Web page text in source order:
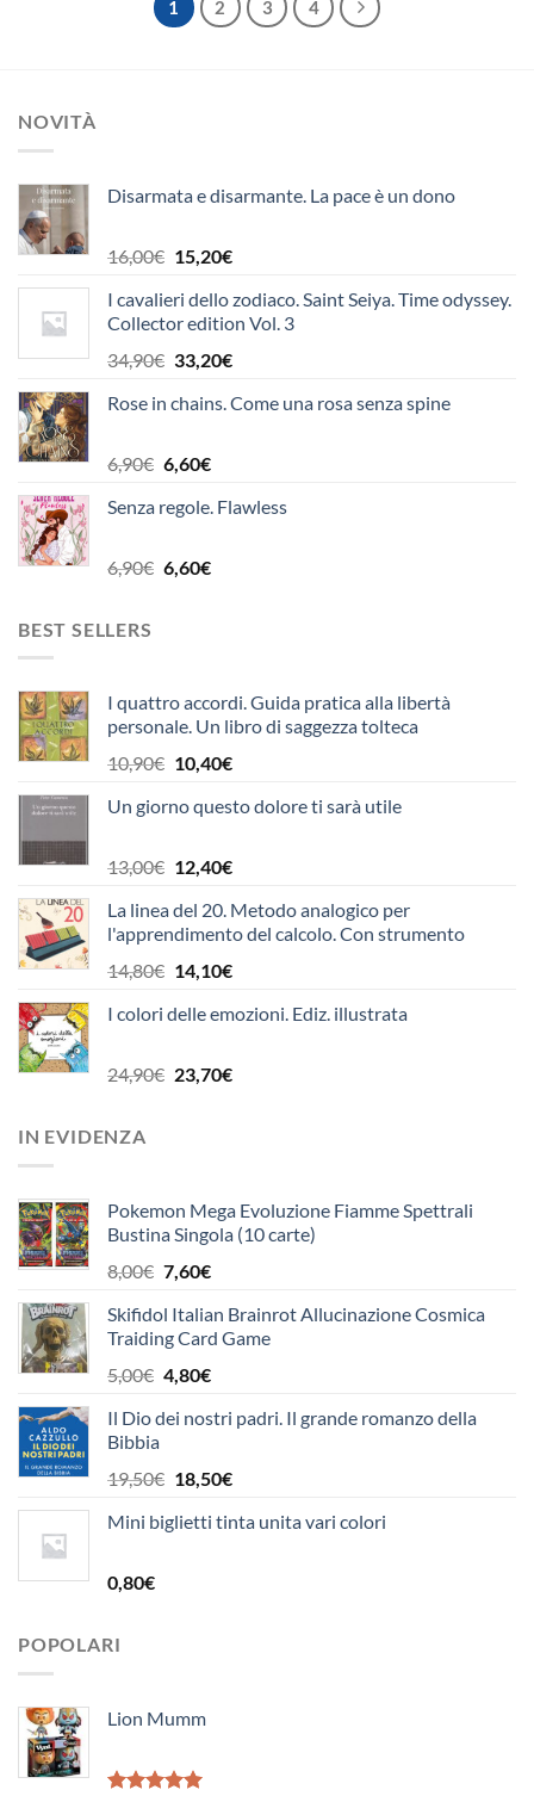
1 2 3 4
NOVITÀ
Disarmata e disarmante. La pace è un dono
16,00€ Il
originale
era:
16,00€.
15,20€Il
attuale
è:
15,20€.
I cavalieri dello zodiaco. Saint Seiya. Time odyssey.
Collector edition Vol. 3
34,90€ Il
originale
34,90€.
33,20€Il
attuale
Rose in chains. Come una rosa senza spine
6,90€ Il
originale
6,90€.
6,60€Il
attuale
6,60€.
Senza regole. Flawless
6,90€ Il
6,60€Il
BEST SELLERS
I quattro accordi. Guida pratica alla libertà
personale. Un libro di saggezza tolteca
10,90€ Il
originale
10,90€.
10,40€Il
attuale
10,40€.
Un giorno questo dolore ti sarà utile
13,00€ Il
originale
era:
13,00€.
12,40€Il
attuale
è:
12,40€.
La linea del 20. Metodo analogico per
l'apprendimento del calcolo. Con strumento
14,80€ Il
originale
14,80€.
14,10€Il
attuale
14,10€.
I colori delle emozioni. Ediz. illustrata
24,90€ Il
23,70€Il
IN EVIDENZA
Pokemon Mega Evoluzione Fiamme Spettrali
Bustina Singola (10 carte)
8,00€ Il
originale
era:
8,00€.
7,60€Il
attuale
è:
7,60€.
Skifidol Italian Brainrot Allucinazione Cosmica
Traiding Card Game
5,00€ Il
originale
5,00€.
4,80€Il
attuale
4,80€.
Il Dio dei nostri padri. Il grande romanzo della
Bibbia
19,50€ Il
originale
18,50€Il
attuale
Mini biglietti tinta unita vari colori
0,80€
POPOLARI
Lion Mumm